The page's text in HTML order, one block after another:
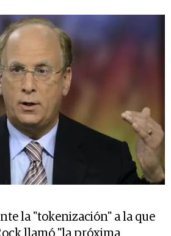
la "tokenización" a la que
llamó "la próxima